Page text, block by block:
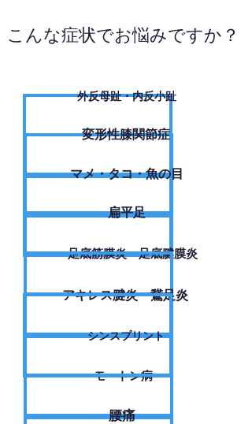
こんな症状でお悩みですか？
外反母趾・内反小趾
変形性膝関節症
​マメ・タコ・魚の目
扁平足
足底筋膜炎・足底腱膜炎
アキレス腱炎・鵞足炎
シンスプリント
モートン病
腰痛